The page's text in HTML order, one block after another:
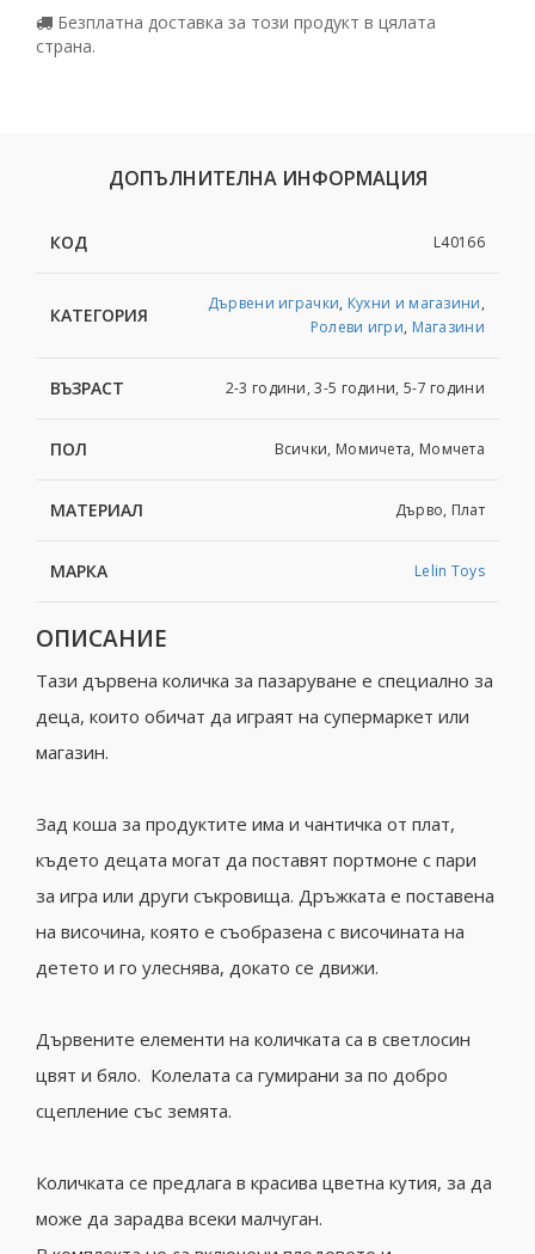
Безплатна доставка за този продукт в цялата
страна.
ДОПЪЛНИТЕЛНА ИНФОРМАЦИЯ
КОД L40166
КАТЕГОРИЯ
Дървени играчки, Кухни и магазини,
Ролеви игри, Магазини
ВЪЗРАСТ 2-3 години, 3-5 години, 5-7 години
ПОЛ Всички, Момичета, Момчета
МАТЕРИАЛ Дърво, Плат
МАРКА Lelin Toys
ОПИСАНИЕ
Тази дървена количка за пазаруване е специално за
деца, които обичат да играят на супермаркет или
магазин.
Зад коша за продуктите има и чантичка от плат,
където децата могат да поставят портмоне с пари
за игра или други съкровища. Дръжката е поставена
на височина, която е съобразена с височината на
детето и го улеснява, докато се движи.
Дървените елементи на количката са в светлосин
цвят и бяло. Колелата са гумирани за по добро
сцепление със земята.
Количката се предлага в красива цветна кутия, за да
може да зарадва всеки малчуган.